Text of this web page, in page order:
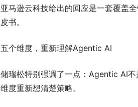
亚马逊云科技给出的回应是一套覆盖
皮书。
五个维度，重新理解Agentic AI
储瑞松特别强调了一点：Agentic AI
维度重新想清楚策略。